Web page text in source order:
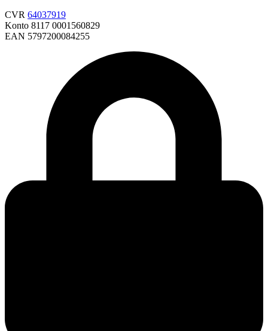
CVR 64037919
Konto 8117 0001560829
EAN 5797200084255